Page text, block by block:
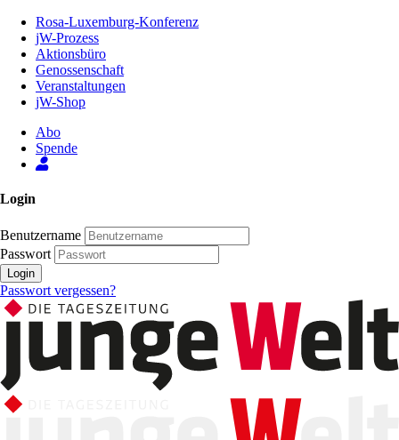
Inhalt
Seite
Rosa-Luxemburg-Konferenz
jW-Prozess
Aktionsbüro
Genossenschaft
Veranstaltungen
jW-Shop
Abo
Spende
Login
Benutzername
Passwort
Login
Passwort vergessen?